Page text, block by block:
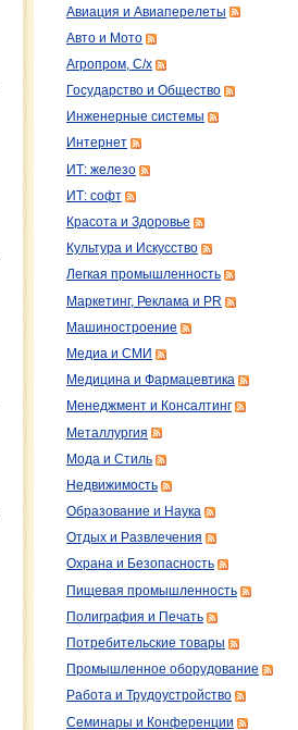
Авиация и Авиаперелеты
Авто и Мото
Агропром, С/х
Государство и Общество
Инженерные системы
Интернет
ИТ: железо
ИТ: софт
Красота и Здоровье
Культура и Искусство
Легкая промышленность
Маркетинг, Реклама и PR
Машиностроение
Медиа и СМИ
Медицина и Фармацевтика
Менеджмент и Консалтинг
Металлургия
Мода и Стиль
Недвижимость
Образование и Наука
Отдых и Развлечения
Охрана и Безопасность
Пищевая промышленность
Полиграфия и Печать
Потребительские товары
Промышленное оборудование
Работа и Трудоустройство
Семинары и Конференции